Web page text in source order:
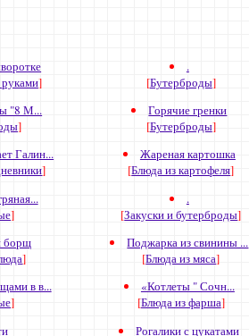
]
.
[Бутерброды]
"8 М...
]
Горячие гренки
[Бутерброды]
Галин...
]
Жареная картошка
[Блюда из картофеля]
]
.
[Закуски и бутерброды]
борщ
]
Поджарка из свинины ...
[Блюда из мяса]
в в...
]
«Котлеты " Сочн...
[Блюда из фарша]
Рогалики с цукатами